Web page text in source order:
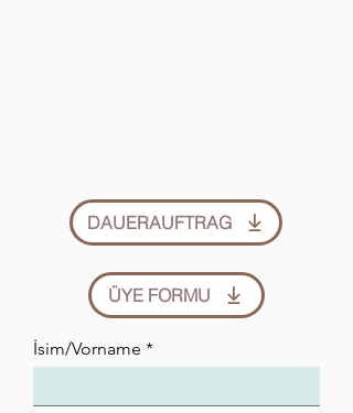
DAUERAUFTRAG
ÜYE FORMU
İsim/Vorname